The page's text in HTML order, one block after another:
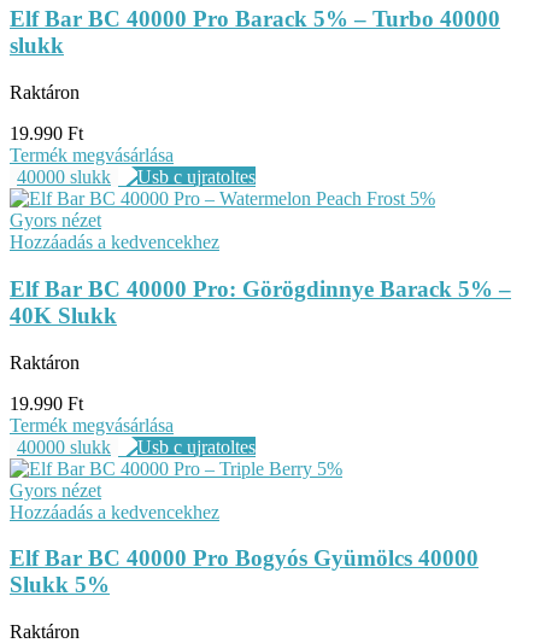
Elf Bar BC 40000 Pro Barack 5% – Turbo 40000
slukk
Raktáron
19.990 Ft
Termék megvásárlása
40000 slukk
Gyors nézet
Hozzáadás a kedvencekhez
Elf Bar BC 40000 Pro: Görögdinnye Barack 5% –
40K Slukk
Raktáron
19.990 Ft
Termék megvásárlása
40000 slukk
Gyors nézet
Hozzáadás a kedvencekhez
Elf Bar BC 40000 Pro Bogyós Gyümölcs 40000
Slukk 5%
Raktáron